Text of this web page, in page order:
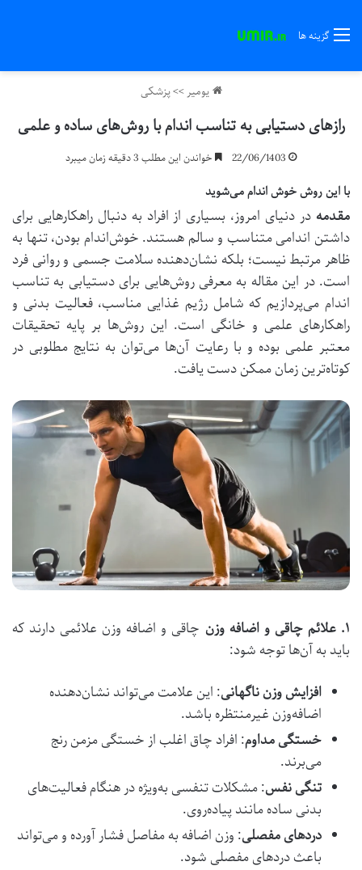
گزینه ها
یومیر>>پزشکی
رازهای دستیابی به تناسب اندام با روش‌های ساده و علمی
22/06/1403 خواندن این مطلب 3 دقیقه زمان میبرد
با این روش خوش اندام می‌شوید
مقدمه در دنیای امروز، بسیاری از افراد به دنبال راهکارهایی برای
داشتن اندامی متناسب و سالم هستند. خوش‌اندام بودن، تنها به
ظاهر مرتبط نیست؛ بلکه نشان‌دهنده سلامت جسمی و روانی فرد
است. در این مقاله به معرفی روش‌هایی برای دستیابی به تناسب
اندام می‌پردازیم که شامل رژیم غذایی مناسب، فعالیت بدنی و
راهکارهای علمی و خانگی است. این روش‌ها بر پایه تحقیقات
معتبر علمی بوده و با رعایت آن‌ها می‌توان به نتایج مطلوبی در
کوتاه‌ترین زمان ممکن دست یافت.
۱.علائم چاقی و اضافه وزن چاقی و اضافه وزن علائمی دارند که
باید به آن‌ها توجه شود:
افزایش وزن ناگهانی: این علامت می‌تواند نشان‌دهنده
اضافه‌وزن غیرمنتظره باشد.
خستگی مداوم: افراد چاق اغلب از خستگی مزمن رنج
می‌برند.
تنگی نفس: مشکلات تنفسی به‌ویژه در هنگام فعالیت‌های
بدنی ساده مانند پیاده‌روی.
دردهای مفصلی: وزن اضافه به مفاصل فشار آورده و می‌تواند
باعث دردهای مفصلی شود.